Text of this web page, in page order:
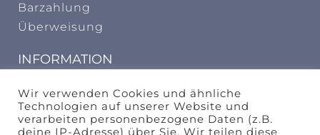
Barzahlung
Überweisung
INFORMATION
AGB
Widerrufungsbelehrung
Wir verwenden Cookies und ähnliche
Technologien auf unserer Website und
verarbeiten personenbezogene Daten (z.B.
deine IP-Adresse) über Sie. Wir teilen diese